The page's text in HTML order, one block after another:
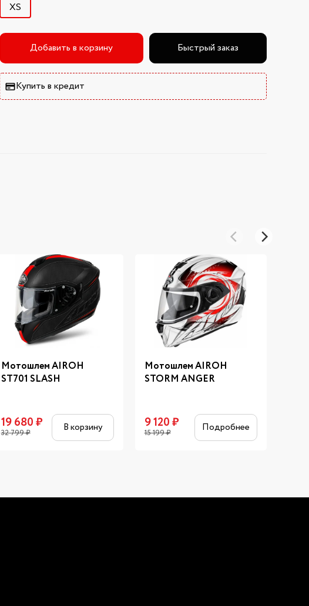
XS
Добавить в корзину Быстрый заказ
Купить в кредит
Мотошлем AIROH
ST701 SLASH
19 680₽
32 799₽ В корзину
Мотошлем AIROH
STORM ANGER
9 120₽
15 199₽ Подробнее